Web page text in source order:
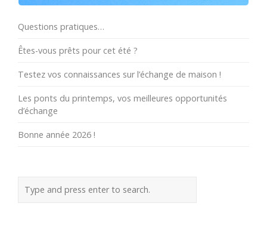
Questions pratiques…
Êtes-vous prêts pour cet été ?
Testez vos connaissances sur l’échange de maison !
Les ponts du printemps, vos meilleures opportunités
d’échange
Bonne année 2026 !